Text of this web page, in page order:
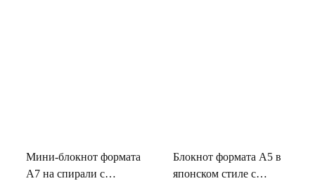
Мини-блокнот формата
А7 на спирали с
Блокнот формата А5 в
японском стиле с